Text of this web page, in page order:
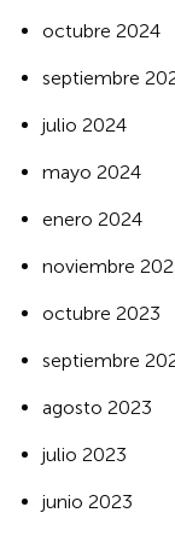
octubre 2024
septiembre
julio 2024
mayo 2024
enero 2024
noviembre
octubre 2023
septiembre
agosto 2023
julio 2023
junio 2023